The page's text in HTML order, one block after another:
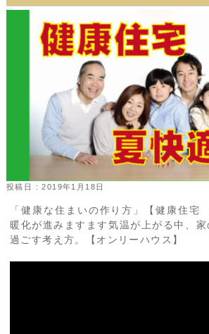
投稿日 : 2019年1月18日
「健康な住まいの作り方」【健康住
暖化が進みますます気温が上がる中、
過ごす考え方。【オンリーハウス】